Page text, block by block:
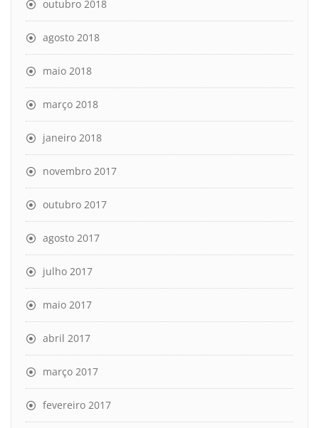
outubro 2018
agosto 2018
maio 2018
março 2018
janeiro 2018
novembro 2017
outubro 2017
agosto 2017
julho 2017
maio 2017
abril 2017
março 2017
fevereiro 2017